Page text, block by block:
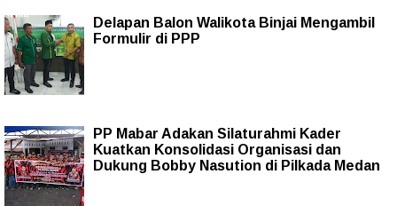
Delapan Balon Walikota Binjai Mengambil
Formulir di PPP
PP Mabar Adakan Silaturahmi Kader
Kuatkan Konsolidasi Organisasi dan
Dukung Bobby Nasution di Pilkada Medan